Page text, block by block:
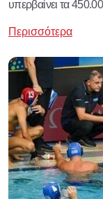
υπερβαίνει τα
Περισσότερα